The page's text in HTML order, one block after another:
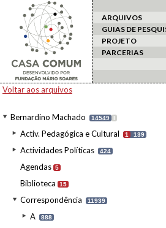
ARQUIVOS
GUIAS DE
PROJETO
PARCERIAS
Voltar aos arquivos
Bernardino Machado 14549 I
Activ. Pedagógica e Cultural 1 139
Actividades Políticas 424
Agendas 5
Biblioteca 15
Correspondência 11939
A 888